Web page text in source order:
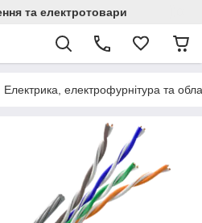
та електротовари
Електрика, електрофурнітура та